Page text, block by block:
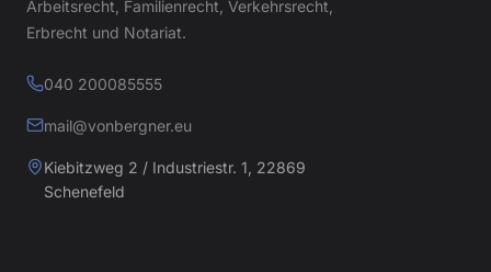
Arbeitsrecht, Familienrecht, Verkehrsrecht,
Erbrecht und Notariat.
040 200085555
mail@vonbergner.eu
Kiebitzweg 2 / Industriestr. 1, 22869
Schenefeld